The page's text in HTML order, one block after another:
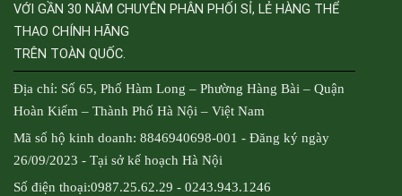
VỚI GẦN 30 NĂM CHUYÊN PHÂN PHỐI SỈ, LẺ HÀNG THỂ
THAO CHÍNH HÃNG
TRÊN TOÀN QUỐC.
Địa chỉ: Số 65, Phố Hàm Long – Phường Hàng Bài – Quận
Hoàn Kiếm – Thành Phố Hà Nội – Việt Nam
Mã số hộ kinh doanh: 8846940698-001 - Đăng ký ngày
26/09/2023 - Tại sở kế hoạch Hà Nội
Số điện thoại:0987.25.62.29 - 0243.943.1246